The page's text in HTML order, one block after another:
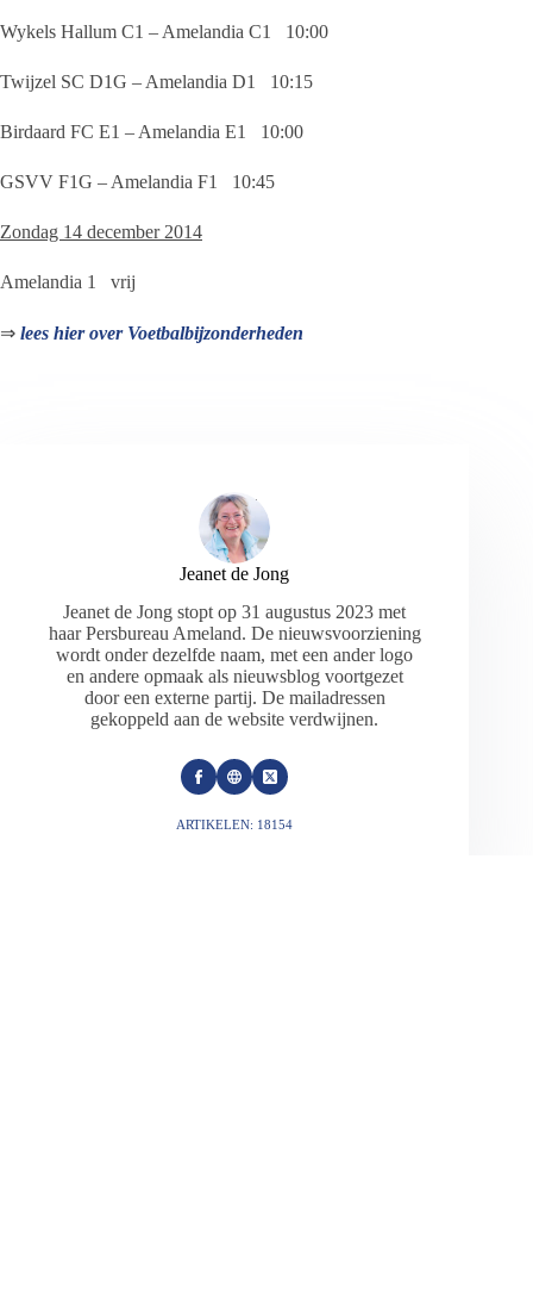
Wykels Hallum C1 – Amelandia C1 10:00
Twijzel SC D1G – Amelandia D1 10:15
Birdaard FC E1 – Amelandia E1 10:00
GSVV F1G – Amelandia F1 10:45
Zondag 14 december 2014
Amelandia 1 vrij
⇒ lees hier over Voetbalbijzonderheden
Jeanet de Jong
Jeanet de Jong stopt op 31 augustus 2023 met
haar Persbureau Ameland. De nieuwsvoorziening
wordt onder dezelfde naam, met een ander logo
en andere opmaak als nieuwsblog voortgezet
door een externe partij. De mailadressen
gekoppeld aan de website verdwijnen.
ARTIKELEN: 18154